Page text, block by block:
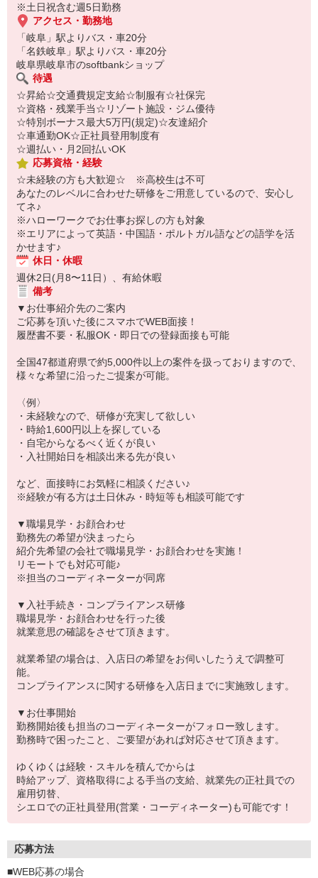
※土日祝含む週5日勤務
アクセス・勤務地
「岐阜」駅よりバス・車20分
「名鉄岐阜」駅よりバス・車20分
岐阜県岐阜市のsoftbankショップ
待遇
☆昇給☆交通費規定支給☆制服有☆社保完
☆資格・残業手当☆リゾート施設・ジム優待
☆特別ボーナス最大5万円(規定)☆友達紹介
☆車通勤OK☆正社員登用制度有
☆週払い・月2回払いOK
応募資格・経験
☆未経験の方も大歓迎☆ ※高校生は不可
あなたのレベルに合わせた研修をご用意しているので、安心し
てネ♪
※ハローワークでお仕事お探しの方も対象
※エリアによって英語・中国語・ポルトガル語などの語学を活
かせます♪
休日・休暇
週休2日(月8〜11日）、有給休暇
備考
▼お仕事紹介先のご案内
ご応募を頂いた後にスマホでWEB面接！
履歴書不要・私服OK・即日での登録面接も可能
全国47都道府県で約5,000件以上の案件を扱っておりますので、
様々な希望に沿ったご提案が可能。
〈例〉
・未経験なので、研修が充実して欲しい
・時給1,600円以上を探している
・自宅からなるべく近くが良い
・入社開始日を相談出来る先が良い
など、面接時にお気軽に相談ください♪
※経験が有る方は土日休み・時短等も相談可能です
▼職場見学・お顔合わせ
勤務先の希望が決まったら
紹介先希望の会社で職場見学・お顔合わせを実施！
リモートでも対応可能♪
※担当のコーディネーターが同席
▼入社手続き・コンプライアンス研修
職場見学・お顔合わせを行った後
就業意思の確認をさせて頂きます。
就業希望の場合は、入店日の希望をお伺いしたうえで調整可
能。
コンプライアンスに関する研修を入店日までに実施致します。
▼お仕事開始
勤務開始後も担当のコーディネーターがフォロー致します。
勤務時で困ったこと、ご要望があれば対応させて頂きます。
ゆくゆくは経験・スキルを積んでからは
時給アップ、資格取得による手当の支給、就業先の正社員での
雇用切替、
シエロでの正社員登用(営業・コーディネーター)も可能です！
応募方法
■WEB応募の場合